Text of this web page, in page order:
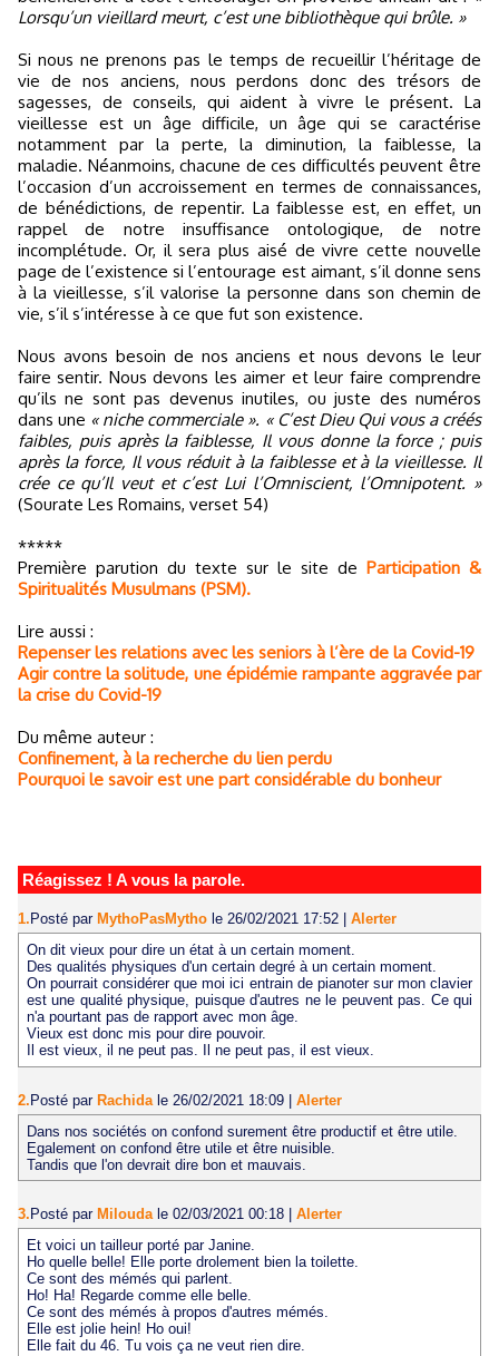
Lorsqu’un vieillard meurt, c’est une bibliothèque qui brûle. »
Si nous ne prenons pas le temps de recueillir l’héritage de
vie de nos anciens, nous perdons donc des trésors de
sagesses, de conseils, qui aident à vivre le présent. La
vieillesse est un âge difficile, un âge qui se caractérise
notamment par la perte, la diminution, la faiblesse, la
maladie. Néanmoins, chacune de ces difficultés peuvent être
l’occasion d’un accroissement en termes de connaissances,
de bénédictions, de repentir. La faiblesse est, en effet, un
rappel de notre insuffisance ontologique, de notre
incomplétude. Or, il sera plus aisé de vivre cette nouvelle
page de l’existence si l’entourage est aimant, s’il donne sens
à la vieillesse, s’il valorise la personne dans son chemin de
vie, s’il s’intéresse à ce que fut son existence.
Nous avons besoin de nos anciens et nous devons le leur
faire sentir. Nous devons les aimer et leur faire comprendre
qu’ils ne sont pas devenus inutiles, ou juste des numéros
dans une « niche commerciale ». « C’est Dieu Qui vous a créés
faibles, puis après la faiblesse, Il vous donne la force ; puis
après la force, Il vous réduit à la faiblesse et à la vieillesse. Il
crée ce qu’Il veut et c’est Lui l’Omniscient, l’Omnipotent. »
(Sourate Les Romains, verset 54)
*****
Première parution du texte sur le site de Participation &
Spiritualités Musulmans (PSM).
Lire aussi :
Repenser les relations avec les seniors à l’ère de la Covid-19
Agir contre la solitude, une épidémie rampante aggravée par
la crise du Covid-19
Du même auteur :
Confinement, à la recherche du lien perdu
Pourquoi le savoir est une part considérable du bonheur
Réagissez ! A vous la parole.
1. Posté par MythoPasMytho le 26/02/2021 17:52
Alerter
On dit vieux pour dire un état à un certain moment.
Des qualités physiques d'un certain degré à un certain moment.
On pourrait considérer que moi ici entrain de pianoter sur mon clavier
est une qualité physique, puisque d'autres ne le peuvent pas. Ce qui
n'a pourtant pas de rapport avec mon âge.
Vieux est donc mis pour dire pouvoir.
Il est vieux, il ne peut pas. Il ne peut pas, il est vieux.
2.Posté par Rachida le 26/02/2021 18:09 | Alerter
Dans nos sociétés on confond surement être productif et être utile.
Egalement on confond être utile et être nuisible.
Tandis que l'on devrait dire bon et mauvais.
3. Posté par Milouda le 02/03/2021 00:18
Alerter
Et voici un tailleur porté par Janine.
Ho quelle belle! Elle porte drolement bien la toilette.
Ce sont des mémés qui parlent.
Ho! Ha! Regarde comme elle belle.
Ce sont des mémés à propos d'autres mémés.
Elle est jolie hein! Ho oui!
Elle fait du 46. Tu vois ça ne veut rien dire.